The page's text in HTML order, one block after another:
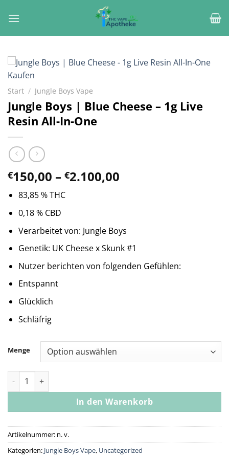
Inhalt
Start / Jungle Boys Vape
Jungle Boys | Blue Cheese – 1g Live
Resin All-In-One
€150,00 – €2.100,00
83,85 % THC
0,18 % CBD
Verarbeitet von: Jungle Boys
Genetik: UK Cheese x Skunk #1
Nutzer berichten von folgenden Gefühlen:
Entspannt
Glücklich
Schläfrig
Menge
Jungle Boys | Blue Cheese - 1g Live Resin All-In-One Menge
In den Warenkorb
Artikelnummer: n. v.
Kategorien: Jungle Boys Vape, Uncategorized